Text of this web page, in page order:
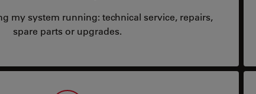
my system running: technical service, repairs,
spare parts or upgrades.